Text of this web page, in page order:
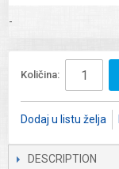
-
Količina:
Dodaj u listu želja
DESCRIPTION